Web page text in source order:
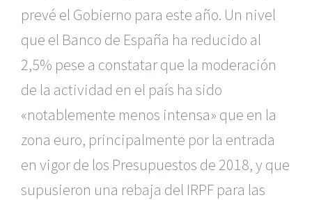
prevé el Gobierno para este año. Un nivel
que el Banco de España ha reducido al
2,5% pese a constatar que la moderación
de la actividad en el país ha sido
«notablemente menos intensa» que en la
zona euro, principalmente por la entrada
en vigor de los Presupuestos de 2018, y que
supusieron una rebaja del IRPF para las